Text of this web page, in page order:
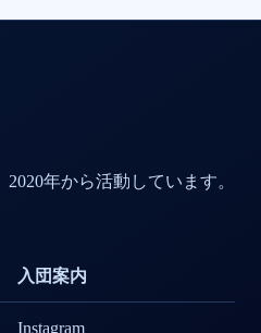
年から活動しています。
入団案内
Instagram